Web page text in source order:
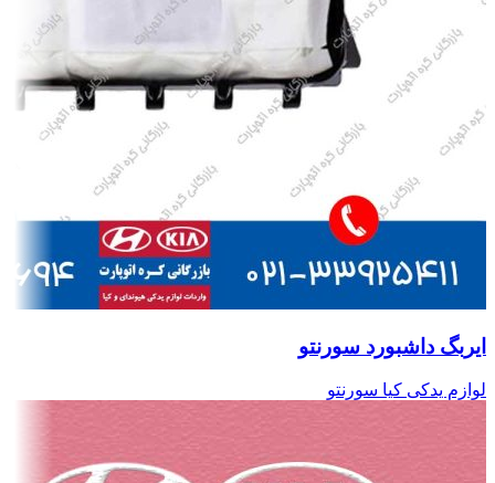
ایربگ داشبورد سورنتو
لوازم یدکی کیا سورنتو